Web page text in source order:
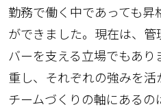
勤務で働く中であっても
ができました。現在は、
バーを支える立場でもあ
重し、それぞれの強みを活
チームづくりの軸にある